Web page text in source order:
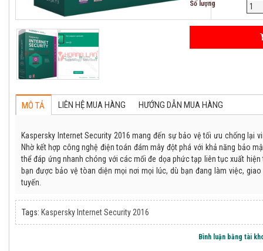
Số lượng
MÔ TẢ LIÊN HỆ MUA HÀNG HƯỚNG DẪN MUA HÀNG
Kaspersky Internet Security 2016 mang đến sự bảo vệ tối ưu chống lại
Nhờ kết hợp công nghệ điện toán đám mây đột phá với khả năng bảo
thể đáp ứng nhanh chóng với các mối đe dọa phức tạp liên tục xuất
bạn được bảo vệ tòan diện mọi nơi mọi lúc, dù bạn đang làm việc,
tuyến.
Tags: Kaspersky Internet Security 2016
Bình luận bằng tài
18%